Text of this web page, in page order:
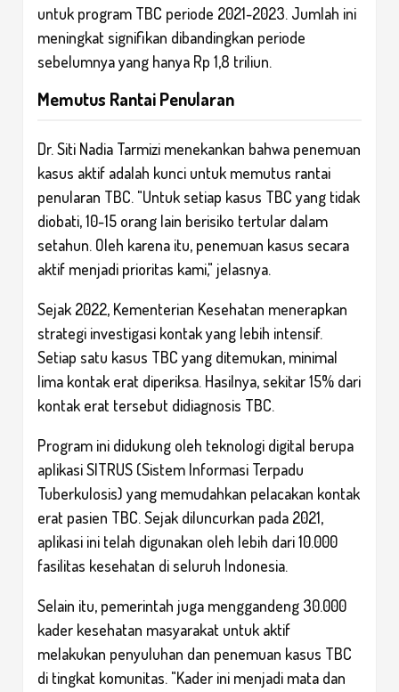
untuk program TBC periode 2021-2023. Jumlah ini
meningkat signifikan dibandingkan periode
sebelumnya yang hanya Rp 1,8 triliun.
Memutus Rantai Penularan
Dr. Siti Nadia Tarmizi menekankan bahwa penemuan
kasus aktif adalah kunci untuk memutus rantai
penularan TBC. "Untuk setiap kasus TBC yang tidak
diobati, 10-15 orang lain berisiko tertular dalam
setahun. Oleh karena itu, penemuan kasus secara
aktif menjadi prioritas kami," jelasnya.
Sejak 2022, Kementerian Kesehatan menerapkan
strategi investigasi kontak yang lebih intensif.
Setiap satu kasus TBC yang ditemukan, minimal
lima kontak erat diperiksa. Hasilnya, sekitar 15% dari
kontak erat tersebut didiagnosis TBC.
Program ini didukung oleh teknologi digital berupa
aplikasi SITRUS (Sistem Informasi Terpadu
Tuberkulosis) yang memudahkan pelacakan kontak
erat pasien TBC. Sejak diluncurkan pada 2021,
aplikasi ini telah digunakan oleh lebih dari 10.000
fasilitas kesehatan di seluruh Indonesia.
Selain itu, pemerintah juga menggandeng 30.000
kader kesehatan masyarakat untuk aktif
melakukan penyuluhan dan penemuan kasus TBC
di tingkat komunitas. "Kader ini menjadi mata dan